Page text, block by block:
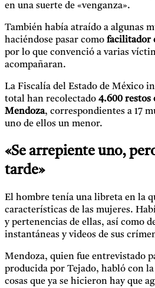
en una suerte de «venganza».
También había atraído a algunas
haciéndose pasar como facilitador
por lo que convenció a varias
acompañaran.
La Fiscalía del Estado de México
total han recolectado 4.600 restos
Mendoza, correspondientes a 17
uno de ellos un menor.
«Se arrepiente uno,
tarde»
El hombre tenía una libreta en la
características de las mujeres.
y pertenencias de ellas, así como
instantáneas y videos de sus
Mendoza, quien fue entrevistado
producida por Tejado, habló con la
cosas que ya se hicieron hay que